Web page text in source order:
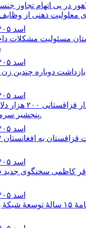
۱۵ اسد ۱۴۰۵، ۰۴:۰۰
مسئولیت مشکلات
۱۵ اسد ۱۴۰۵، ۰۲:۲۰
بازداشت دوباره چندين
۱۵ اسد ۱۴۰۵، ۰۱:۲۰
سرمایه‌گذار
پنجشیر سرمایه‌گذاری می‌کند.
۱۴ اسد ۱۴۰۵، ۲۱:۴۳
۱۴ اسد ۱۴۰۵، ۲۰:۲۰
كاظمى سخنگوى جديد
۱۴ اسد ۱۴۰۵، ۱۹:۳۴
ازبکستان برنامهٔ ۱۵ سالهٔ